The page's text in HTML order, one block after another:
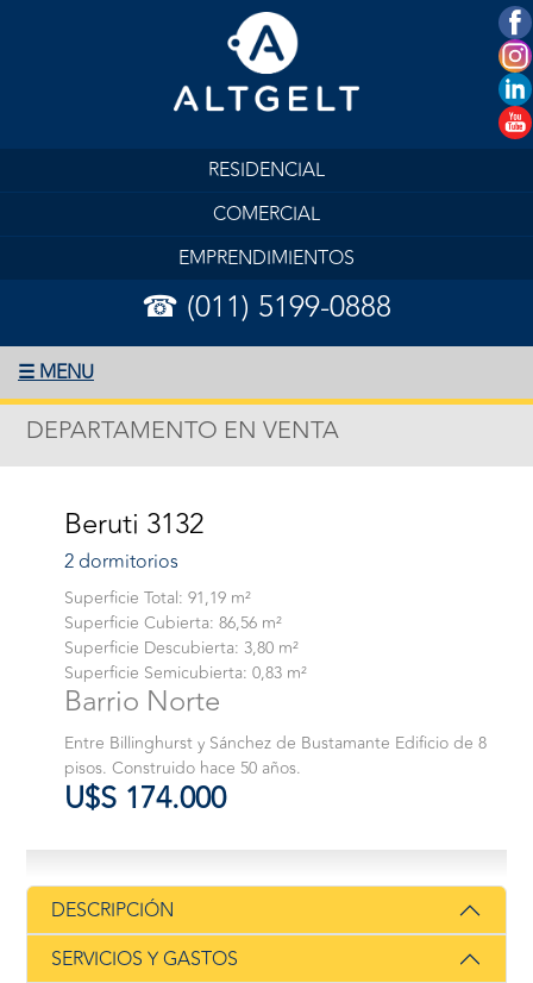
RESIDENCIAL
COMERCIAL
EMPRENDIMIENTOS
☎ (011) 5199-0888
☰ MENU
DEPARTAMENTO EN VENTA
Beruti 3132
2 dormitorios
Superficie Total: 91,19 m²
Superficie Cubierta: 86,56 m²
Superficie Descubierta: 3,80 m²
Superficie Semicubierta: 0,83 m²
Barrio Norte
Entre Billinghurst y Sánchez de Bustamante Edificio de 8
pisos. Construido hace 50 años.
U$S 174.000
DESCRIPCIÓN
SERVICIOS Y GASTOS